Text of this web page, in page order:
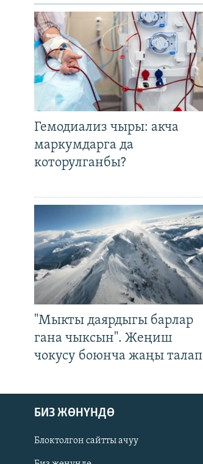
Гемодиализ чыры: акча
маркумдарга да
которулганбы?
"Мыкты даярдыгы барлар
гана чыксын". Жеңиш
чокусу боюнча жаңы талап
БИЗ ЖӨНҮНДӨ
Блоктолгон сайтты ачуу